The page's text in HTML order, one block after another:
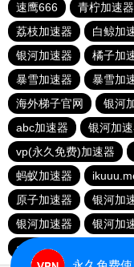
速鹰666
青柠加速器
荔枝加速器
白鲸加
银河加速器
橘子加
暴雪加速器
暴雪加
海外梯子官网
银河
abc加速器
银河加
vp(永久免费)加速器
蚂蚁加速器
原子加速器
银河加
银河加速器
银河加
anyconnect